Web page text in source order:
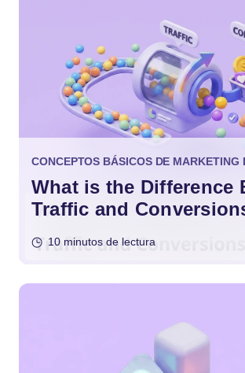
CONCEPTOS BÁSICOS DE MARKETING
What is the Difference
Traffic and
10 minutos de lectura